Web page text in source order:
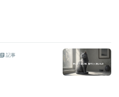
記事